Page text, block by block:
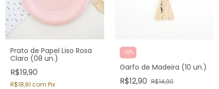
Prato de Papel Liso Rosa
Claro (08 un.)
R$19,90
R$18,91 com Pix
-13%
Garfo de Madeira (10 un.)
R$12,90 R$14,90